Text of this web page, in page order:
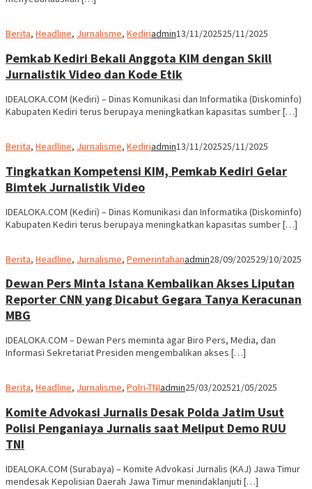
Berita, Headline, Jurnalisme, Kediriadmin13/11/202525/11/2025
Pemkab Kediri Bekali Anggota KIM dengan Skill
Jurnalistik Video dan Kode Etik
IDEALOKA.COM (Kediri) – Dinas Komunikasi dan Informatika (Diskominfo)
Kabupaten Kediri terus berupaya meningkatkan kapasitas sumber […]
Berita, Headline, Jurnalisme, Kediriadmin13/11/202525/11/2025
Tingkatkan Kompetensi KIM, Pemkab Kediri Gelar
Bimtek Jurnalistik Video
IDEALOKA.COM (Kediri) – Dinas Komunikasi dan Informatika (Diskominfo)
Kabupaten Kediri terus berupaya meningkatkan kapasitas sumber […]
Berita, Headline, Jurnalisme, Pemerintahanadmin28/09/202529/10/2025
Dewan Pers Minta Istana Kembalikan Akses Liputan
Reporter CNN yang Dicabut Gegara Tanya Keracunan
MBG
IDEALOKA.COM – Dewan Pers meminta agar Biro Pers, Media, dan
Informasi Sekretariat Presiden mengembalikan akses […]
Berita, Headline, Jurnalisme, Polri-TNIadmin25/03/202521/05/2025
Komite Advokasi Jurnalis Desak Polda Jatim Usut
Polisi Penganiaya Jurnalis saat Meliput Demo RUU
TNI
IDEALOKA.COM (Surabaya) – Komite Advokasi Jurnalis (KAJ) Jawa Timur
mendesak Kepolisian Daerah Jawa Timur menindaklanjuti […]